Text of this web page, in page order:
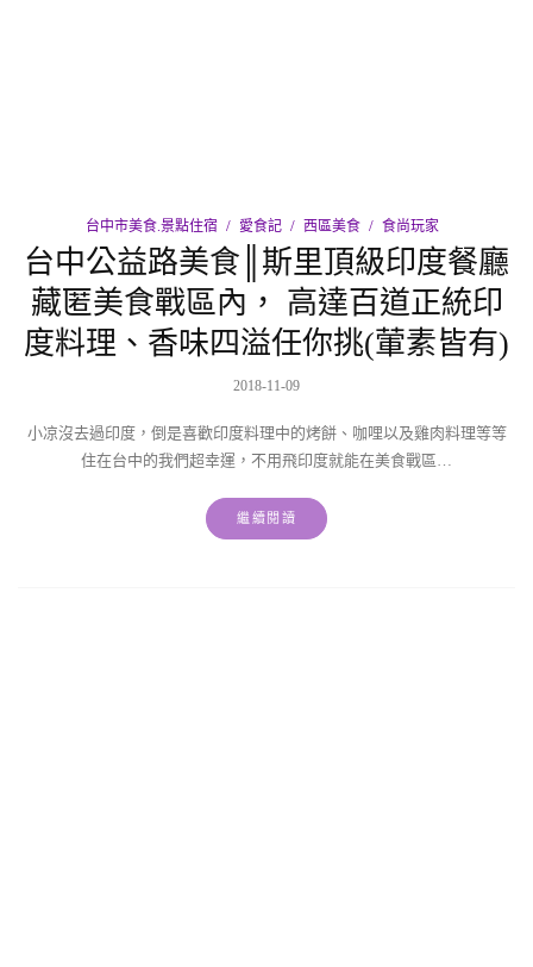
台中市美食.景點住宿 愛食記 西區美食 食尚玩家
台中公益路美食║斯里頂級印度餐廳
藏匿美食戰區內， 高達百道正統印
度料理、香味四溢任你挑(葷素皆有)
2018-11-09
小凉沒去過印度，倒是喜歡印度料理中的烤餅、咖哩以及雞肉料理等等
住在台中的我們超幸運，不用飛印度就能在美食戰區…
繼續閱讀